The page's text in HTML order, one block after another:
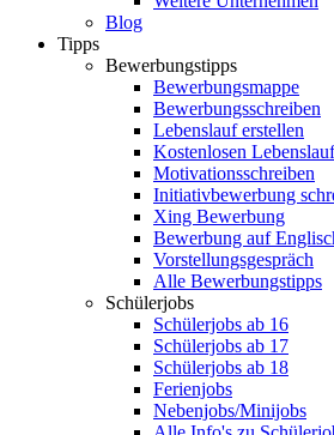
Blog
Tipps
Bewerbungstipps
Bewerbungsmappe
Bewerbungsschreiben
Lebenslauf erstellen
Kostenlosen
Motivationsschreiben
Initiativbewerbung
Xing Bewerbung
Bewerbung auf
Vorstellungsgespräch
Alle Bewerbungstipps
Schülerjobs
Schülerjobs ab 16
Schülerjobs ab 17
Schülerjobs ab 18
Ferienjobs
Nebenjobs/Minijobs